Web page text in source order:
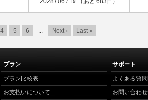
2028 / 06 / 19 （あと 683日）
4 5 6 Next › Last »
プラン
プラン比較表
お支払いについて
サポート
よくある質問
お問い合わせ